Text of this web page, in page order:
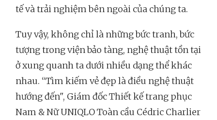
tế và trải nghiệm bên ngoài của chúng ta.
Tuy vậy, không chỉ là những bức tranh, bức
tượng trong viện bảo tàng, nghệ thuật tồn tại
ở xung quanh ta dưới nhiều dạng thể khác
nhau. “Tìm kiếm vẻ đẹp là điều nghệ thuật
hướng đến", Giám đốc Thiết kế trang phục
Nam & Nữ UNIQLO Toàn cầu Cédric Charlier